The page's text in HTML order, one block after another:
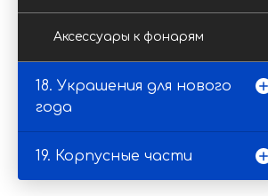
Аксессуары к фонарям
18. Украшения для нового
года
19. Корпусные части